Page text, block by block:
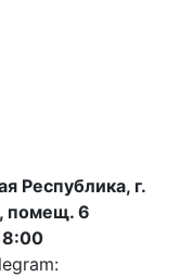
Республика, г.
помещ. 6